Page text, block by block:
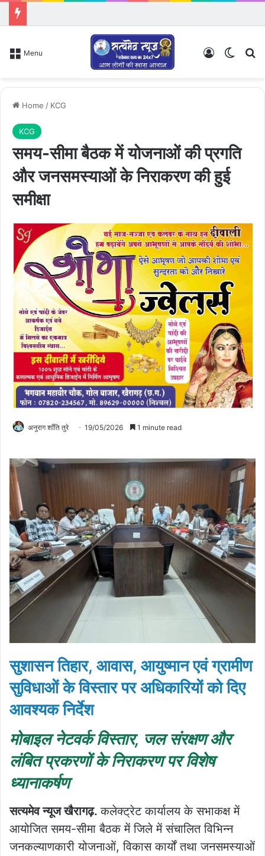
Menu Log In
Home / KCG
KCG
समय-सीमा बैठक में योजनाओं की प्रगति
और जनसमस्याओं के निराकरण की हुई
समीक्षा
अनुराग शाँति तुरे 19/05/2026 1 minute read
सुशासन तिहार, आवास, आयुष्मान एवं ग्रामीण
सुविधाओं के विस्तार पर अधिकारियों को दिए
आवश्यक निर्देश
मोबाइल नेटवर्क विस्तार, जल संरक्षण और
लंबित प्रकरणों के निराकरण पर विशेष
ध्यानाकर्षण
सत्यमेव न्यूज खैरागढ़.कलेक्ट्रेट कार्यालय के सभाकक्ष में
आयोजित समय-सीमा बैठक में जिले में संचालित विभिन्न
जनकल्याणकारी योजनाओं, विकास कार्यों तथा जनसमस्याओं